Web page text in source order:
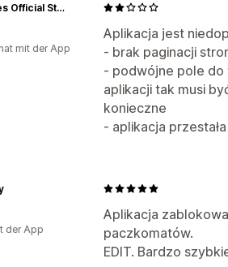
Aplikacja jest
- brak paginacji
- podwójne pole
aplikacji tak musi
konieczne
- aplikacja
Marco Shoes Official Store
mit der App
Aplikacja
paczkomatów.
EDIT. Bardzo
der App